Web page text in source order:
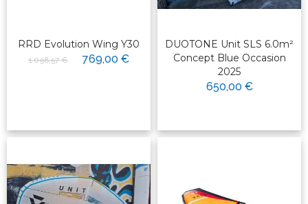
RRD Evolution Wing Y30
1 098,57 € 769,00 €
DUOTONE Unit SLS 6.0m²
Concept Blue Occasion
2025
650,00 €